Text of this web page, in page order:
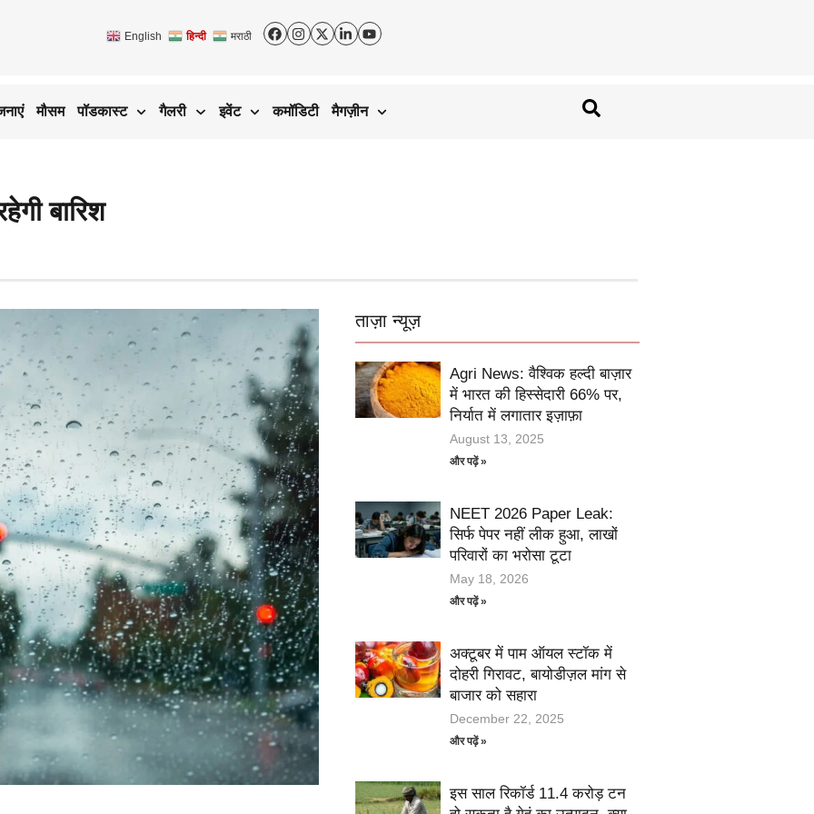
English हिन्दी मराठी
मौसम पॉडकास्ट गैलरी इवेंट कमॉडिटी मैगज़ीन
बारिश
ताज़ा न्यूज़
Agri News: वैश्विक हल्दी बाज़ार
में भारत की हिस्सेदारी 66% पर,
निर्यात में लगातार इज़ाफ़ा
August 13, 2025
और पढ़ें »
NEET 2026 Paper Leak:
सिर्फ पेपर नहीं लीक हुआ, लाखों
परिवारों का भरोसा टूटा
May 18, 2026
और पढ़ें »
अक्टूबर में पाम ऑयल स्टॉक में
दोहरी गिरावट, बायोडीज़ल मांग से
बाजार को सहारा
December 22, 2025
और पढ़ें »
इस साल रिकॉर्ड 11.4 करोड़ टन